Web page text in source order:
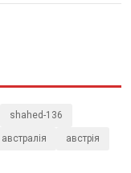
shahed-136
австралія австрія